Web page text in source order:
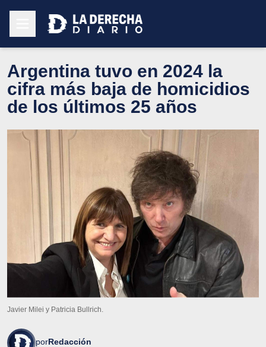
Argentina tuvo en 2024 la
cifra más baja de homicidios
de los últimos 25 años
Javier Milei y Patricia Bullrich.
porRedacción